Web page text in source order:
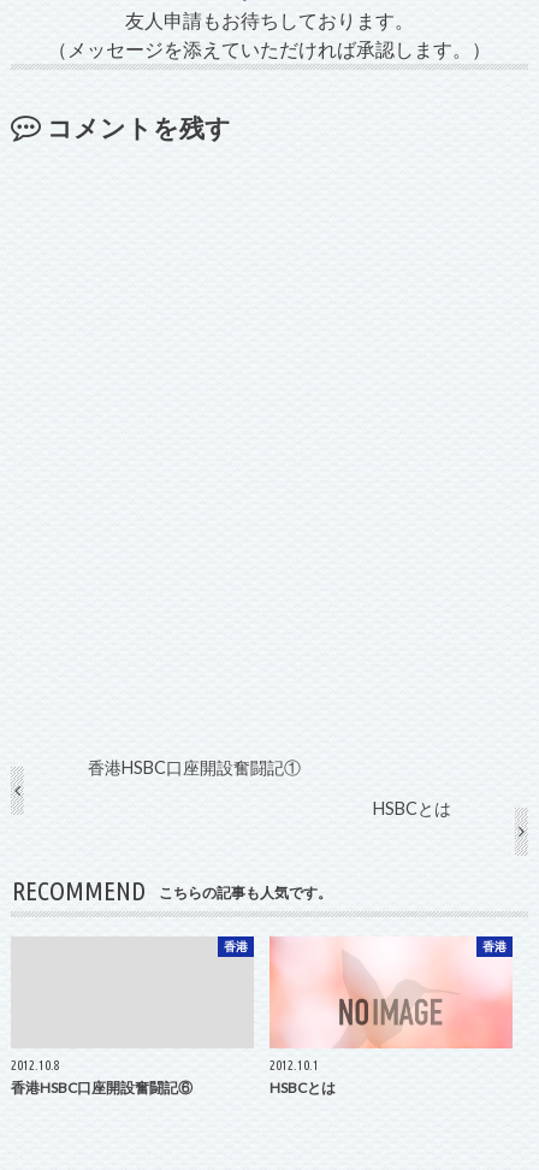
友人申請もお待ちしております。
（メッセージを添えていただければ承認します。）
コメントを残す
香港HSBC口座開設奮闘記①
HSBCとは
RECOMMEND こちらの記事も人気です。
香港
2012.10.8
香港HSBC口座開設奮闘記⑥
香港
2012.10.1
HSBCとは